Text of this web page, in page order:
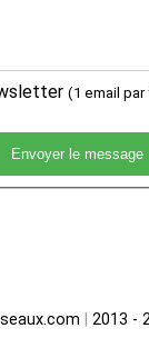
(1 email
2013 -